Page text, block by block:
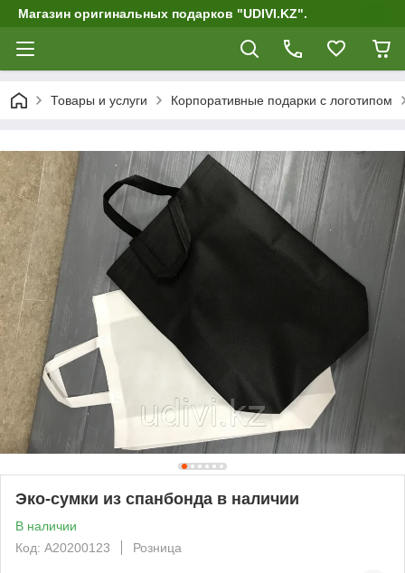
Магазин оригинальных подарков "UDIVI.KZ".
Товары и услуги Корпоративные подарки c логотипом
Эко-сумки из спанбонда в наличии
В наличии
Код: А20200123
Розница